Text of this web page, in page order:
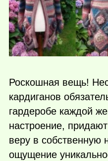
Роскошная вещь!
кардиганов
гардеробе каждой
настроение,
веру в собственную
ощущение